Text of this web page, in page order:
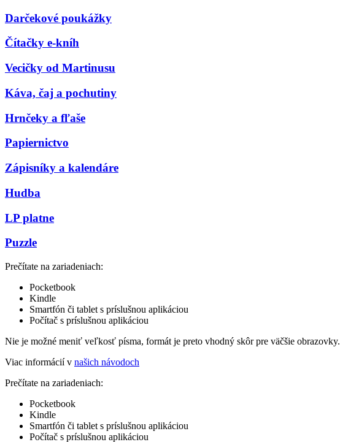
Darčekové poukážky
Čítačky e-kníh
Vecičky od Martinusu
Káva, čaj a pochutiny
Hrnčeky a fľaše
Papiernictvo
Zápisníky a kalendáre
Hudba
LP platne
Puzzle
Prečítate na zariadeniach:
Pocketbook
Kindle
Smartfón či tablet s príslušnou aplikáciou
Počítač s príslušnou aplikáciou
Nie je možné meniť veľkosť písma, formát je preto vhodný skôr pre väčšie obrazovky.
Viac informácií v našich návodoch
Prečítate na zariadeniach:
Pocketbook
Kindle
Smartfón či tablet s príslušnou aplikáciou
Počítač s príslušnou aplikáciou